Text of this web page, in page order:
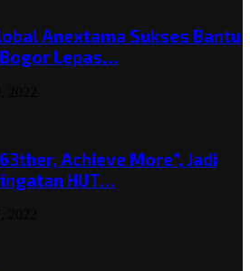
Anextama Sukses Bantu
Lepas…
Achieve More”, Jadi
HUT…